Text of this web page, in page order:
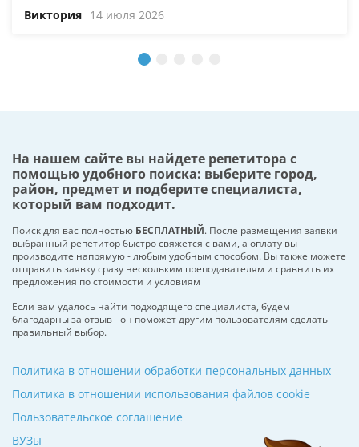
Виктория 14 июля 2026
На нашем сайте вы найдете репетитора с
помощью удобного поиска: выберите город,
район, предмет и подберите специалиста,
который вам подходит.
Поиск для вас полностью БЕСПЛАТНЫЙ. После размещения заявки
выбранный репетитор быстро свяжется с вами, а оплату вы
производите напрямую - любым удобным способом. Вы также можете
отправить заявку сразу нескольким преподавателям и сравнить их
предложения по стоимости и условиям
Если вам удалось найти подходящего специалиста, будем
благодарны за отзыв - он поможет другим пользователям сделать
правильный выбор.
ВУЗы
Политика в отношении обработки персональных данных
Политика в отношении использования файлов cookie
Пользовательское соглашение